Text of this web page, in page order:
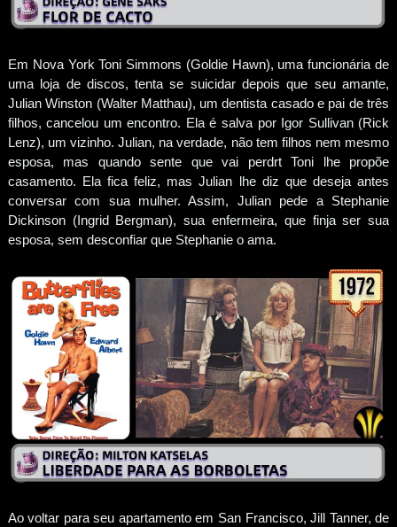
Em Nova York Toni Simmons (Goldie Hawn), uma funcionária de
uma loja de discos, tenta se suicidar depois que seu amante,
Julian Winston (Walter Matthau), um dentista casado e pai de três
filhos, cancelou um encontro. Ela é salva por Igor Sullivan (Rick
Lenz), um vizinho. Julian, na verdade, não tem filhos nem mesmo
esposa, mas quando sente que vai perdrt Toni lhe propõe
casamento. Ela fica feliz, mas Julian lhe diz que deseja antes
conversar com sua mulher. Assim, Julian pede a Stephanie
Dickinson (Ingrid Bergman), sua enfermeira, que finja ser sua
esposa, sem desconfiar que Stephanie o ama.
Ao voltar para seu apartamento em San Francisco, Jill Tanner, de